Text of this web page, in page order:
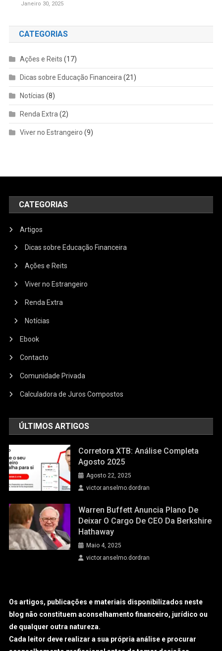
Janeiro 30, 2025
CATEGORIAS
Ações e Reits (17)
Dicas sobre Educação Financeira (21)
Notícias (8)
Renda Extra (2)
Viver no Estrangeiro (9)
CATEGORIAS
Artigos
Dicas sobre Educação Financeira
Ações e Reits
Viver no Estrangeiro
Renda Extra
Notícias
Ebook
Contacto
Comunidade Privada
Calculadora de Juros Compostos
ÚLTIMOS ARTIGOS
Corretora XTB: Análise Completa
Agosto 2025
Agosto 22, 2025
victor.anselmo.dordran
Warren Buffett Anuncia Plano De
Deixar O Cargo De CEO Da Berkshire
Hathaway
Maio 4, 2025
victor.anselmo.dordran
Os artigos, publicações e materiais disponibilizados neste
blog não constituem aconselhamento financeiro, jurídico ou
de qualquer outra natureza.
Cada leitor deve realizar a sua própria análise e procurar